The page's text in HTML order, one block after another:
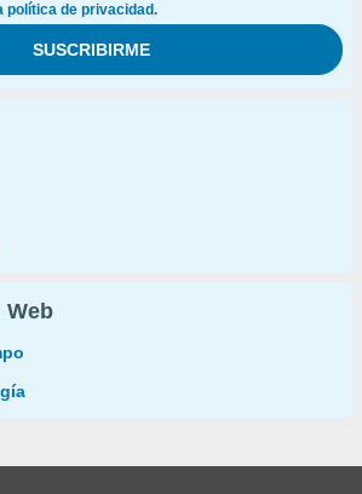
política de privacidad.
Web